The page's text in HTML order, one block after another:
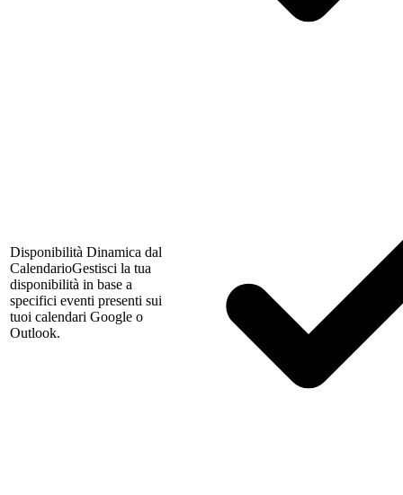
Disponibilità Dinamica dal
CalendarioGestisci la tua
disponibilità in base a
specifici eventi presenti sui
tuoi calendari Google o
Outlook.